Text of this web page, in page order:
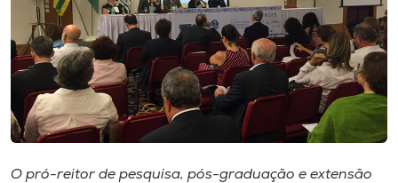
Rádio
Museu
Unoesc
Store
O pró-reitor de pesquisa, pós-graduação e extensão